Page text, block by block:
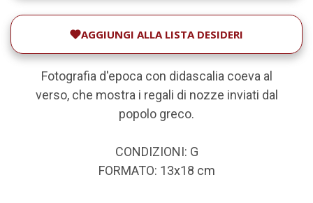
AGGIUNGI ALLA LISTA DESIDERI
Fotografia d'epoca con didascalia coeva al
verso, che mostra i regali di nozze inviati dal
popolo greco.
CONDIZIONI: G
FORMATO: 13x18 cm